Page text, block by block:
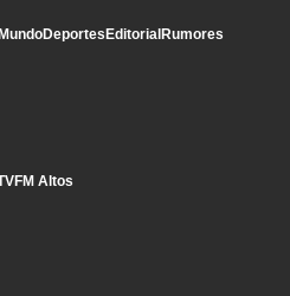
DeportesEditorialRumores
FM Altos